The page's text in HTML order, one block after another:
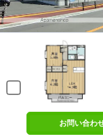
お問い合わ